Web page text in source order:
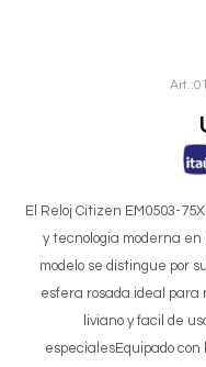
El Reloj Citizen EM0503-
y tecnologia moderna en
modelo se distingue por
esfera rosada ideal
liviano y facil de
especialesEquipado